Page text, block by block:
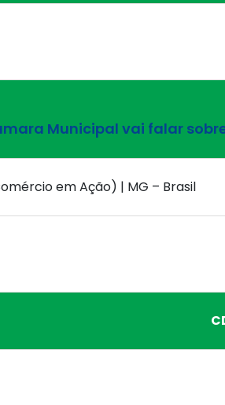
Municipal vai falar
em Ação) | MG – Brasil